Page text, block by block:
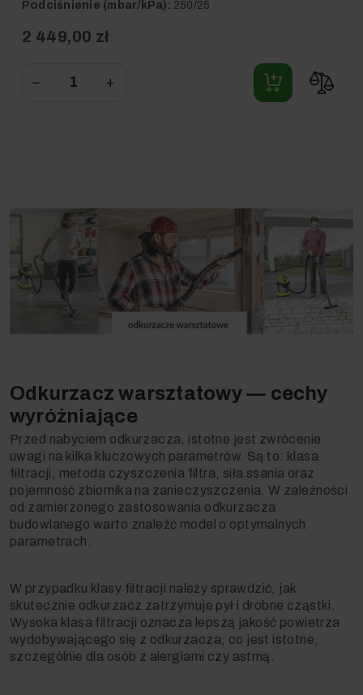
Podciśnienie (mbar/kPa): 250/25
2 449,00 zł
− +
Odkurzacz warsztatowy — cechy
wyróżniające
Przed nabyciem odkurzacza, istotne jest zwrócenie
uwagi na kilka kluczowych parametrów. Są to: klasa
filtracji, metoda czyszczenia filtra, siła ssania oraz
pojemność zbiornika na zanieczyszczenia. W zależności
od zamierzonego zastosowania odkurzacza
budowlanego warto znaleźć model o optymalnych
parametrach.
W przypadku klasy filtracji należy sprawdzić, jak
skutecznie odkurzacz zatrzymuje pył i drobne cząstki.
Wysoka klasa filtracji oznacza lepszą jakość powietrza
wydobywającego się z odkurzacza, co jest istotne,
szczególnie dla osób z alergiami czy astmą.